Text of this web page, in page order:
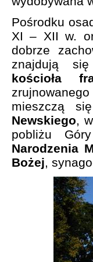
Pośrodku
XI – XII w.
dobrze
znajdują
kościoła
mieszczą
Newskiego,
pobliżu
Narodzenia
Bożej,